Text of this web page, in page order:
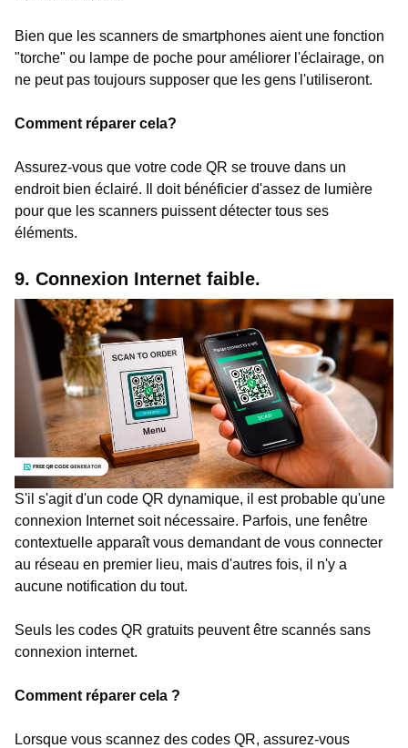
Bien que les scanners de smartphones aient une fonction
"torche" ou lampe de poche pour améliorer l'éclairage, on
ne peut pas toujours supposer que les gens l'utiliseront.
Comment réparer cela?
Assurez-vous que votre code QR se trouve dans un
endroit bien éclairé. Il doit bénéficier d'assez de lumière
pour que les scanners puissent détecter tous ses
éléments.
9. Connexion Internet faible.
S'il s'agit d'un code QR dynamique, il est probable qu'une
connexion Internet soit nécessaire. Parfois, une fenêtre
contextuelle apparaît vous demandant de vous connecter
au réseau en premier lieu, mais d'autres fois, il n'y a
aucune notification du tout.
Seuls les codes QR gratuits peuvent être scannés sans
connexion internet.
Comment réparer cela ?
Lorsque vous scannez des codes QR, assurez-vous